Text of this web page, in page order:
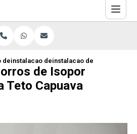
de forros de isopor
instalacao de forro de isopor
instalacao de forros de
de Isopor
Teto Capuava